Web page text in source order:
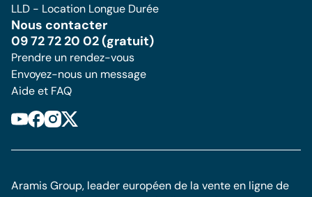
LLD - Location Longue Durée
Nous contacter
09 72 72 20 02 (gratuit)
Prendre un rendez-vous
Envoyez-nous un message
Aide et FAQ
Aramis Group, leader européen de la vente en ligne de